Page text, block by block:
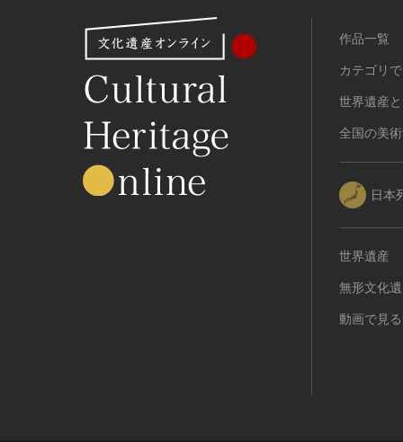
作品一覧
カテゴリ
世界遺産
全国の美
日本
世界遺産
無形文化
動画で見